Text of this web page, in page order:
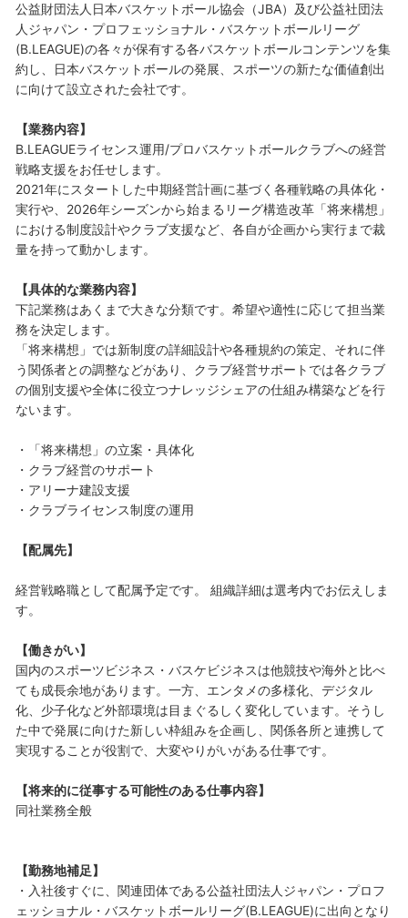
公益財団法人日本バスケットボール協会（JBA）及び公益社団法
人ジャパン・プロフェッショナル・バスケットボールリーグ
(B.LEAGUE)の各々が保有する各バスケットボールコンテンツを集
約し、日本バスケットボールの発展、スポーツの新たな価値創出
に向けて設立された会社です。
【業務内容】
B.LEAGUEライセンス運用/プロバスケットボールクラブへの経営
戦略支援をお任せします。
2021年にスタートした中期経営計画に基づく各種戦略の具体化・
実行や、2026年シーズンから始まるリーグ構造改革「将来構想」
における制度設計やクラブ支援など、各自が企画から実行まで裁
量を持って動かします。
【具体的な業務内容】
下記業務はあくまで大きな分類です。希望や適性に応じて担当業
務を決定します。
「将来構想」では新制度の詳細設計や各種規約の策定、それに伴
う関係者との調整などがあり、クラブ経営サポートでは各クラブ
の個別支援や全体に役立つナレッジシェアの仕組み構築などを行
ないます。
・「将来構想」の立案・具体化
・クラブ経営のサポート
・アリーナ建設支援
・クラブライセンス制度の運用
【配属先】
経営戦略職として配属予定です。 組織詳細は選考内でお伝えしま
す。
【働きがい】
国内のスポーツビジネス・バスケビジネスは他競技や海外と比べ
ても成長余地があります。一方、エンタメの多様化、デジタル
化、少子化など外部環境は目まぐるしく変化しています。そうし
た中で発展に向けた新しい枠組みを企画し、関係各所と連携して
実現することが役割で、大変やりがいがある仕事です。
【将来的に従事する可能性のある仕事内容】
同社業務全般
【勤務地補足】
・入社後すぐに、関連団体である公益社団法人ジャパン・プロフ
ェッショナル・バスケットボールリーグ(B.LEAGUE)に出向となり